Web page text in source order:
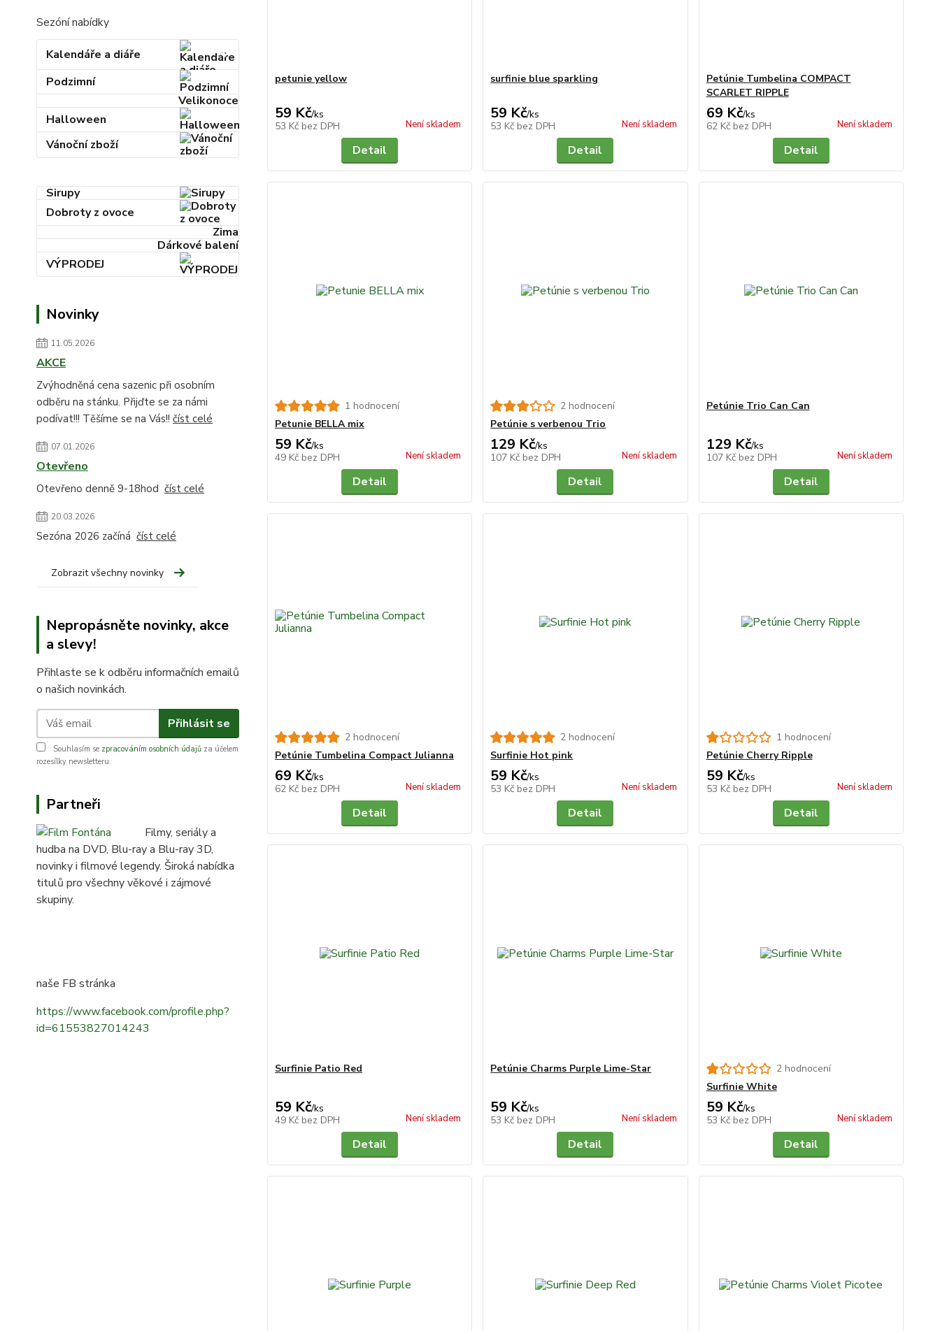
Sezóní nabídky
Kalendáře a diáře
Podzimní
Velikonoce
Halloween
Vánoční zboží
Sirupy
Dobroty z ovoce
Zima
Dárkové balení
VÝPRODEJ
Novinky
11.05.2026
AKCE
Zvýhodněná cena sazenic při osobním
odběru na stánku. Přijďte se za námi
podívat!!! Těšíme se na Vás!! číst celé
07.01.2026
Otevřeno
Otevřeno denně 9-18hod číst celé
20.03.2026
Sezóna 2026 začíná číst celé
Zobrazit všechny novinky
Nepropásněte novinky, akce
a slevy!
Přihlaste se k odběru informačních emailů
o našich novinkách.
Přihlásit se
Souhlasím se zpracováním osobních údajů za účelem
rozesílky newsletteru.
Partneři
Filmy, seriály a
hudba na DVD, Blu-ray a Blu-ray 3D,
novinky i filmové legendy. Široká nabídka
titulů pro všechny věkové i zájmové
skupiny.
naše FB stránka
https://www.facebook.com/profile.php?
id=61553827014243
petunie yellow
59 Kč/ks
53 Kč bez DPH Není skladem
Detail
surfinie blue sparkling
59 Kč/ks
53 Kč bez DPH Není skladem
Detail
Petúnie Tumbelina COMPACT
SCARLET RIPPLE
69 Kč/ks
62 Kč bez DPH Není skladem
Detail
1 hodnocení
Petunie BELLA mix
59 Kč/ks
49 Kč bez DPH Není skladem
Detail
2 hodnocení
Petúnie s verbenou Trio
129 Kč/ks
107 Kč bez DPH Není skladem
Detail
Petúnie Trio Can Can
129 Kč/ks
107 Kč bez DPH Není skladem
Detail
2 hodnocení
Petúnie Tumbelina Compact Julianna
69 Kč/ks
62 Kč bez DPH Není skladem
Detail
2 hodnocení
Surfinie Hot pink
59 Kč/ks
53 Kč bez DPH Není skladem
Detail
1 hodnocení
Petúnie Cherry Ripple
59 Kč/ks
53 Kč bez DPH Není skladem
Detail
Surfinie Patio Red
59 Kč/ks
49 Kč bez DPH Není skladem
Detail
Petúnie Charms Purple Lime-Star
59 Kč/ks
53 Kč bez DPH Není skladem
Detail
2 hodnocení
Surfinie White
59 Kč/ks
53 Kč bez DPH Není skladem
Detail